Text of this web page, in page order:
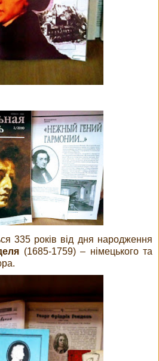
335 років від дня народження
(1685-1759) – німецького та